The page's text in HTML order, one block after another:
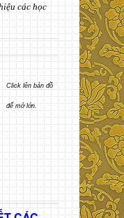
các học
Click lên bản đồ
để mở lớn.